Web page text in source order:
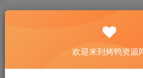
高考学生、申
报教你写好文章》
3年前
欢迎来到烤鸭资源